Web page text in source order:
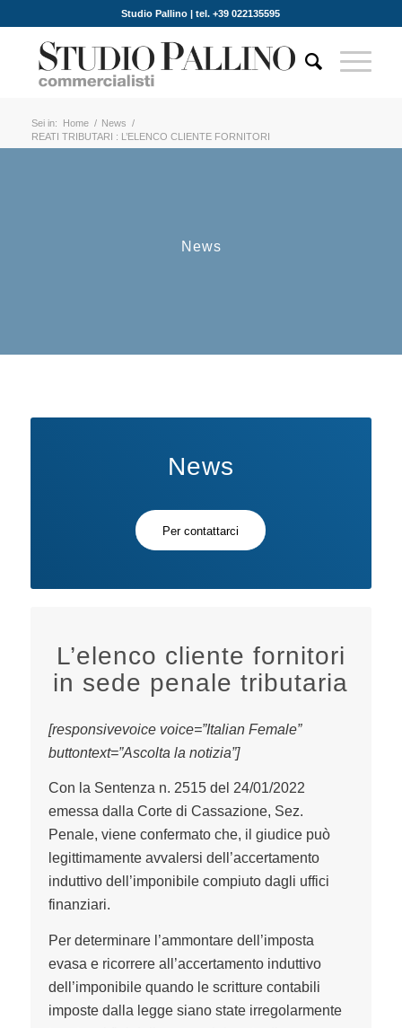
Studio Pallino | tel. +39 022135595
Sei in: Home / News /
REATI TRIBUTARI : L’ELENCO CLIENTE FORNITORI
News
News
Per contattarci
L’elenco cliente fornitori
in sede penale tributaria
[responsivevoice voice=”Italian Female”
buttontext=”Ascolta la notizia”]
Con la Sentenza n. 2515 del 24/01/2022
emessa dalla Corte di Cassazione, Sez.
Penale, viene confermato che, il giudice può
legittimamente avvalersi dell’accertamento
induttivo dell’imponibile compiuto dagli uffici
finanziari.
Per determinare l’ammontare dell’imposta
evasa e ricorrere all’accertamento induttivo
dell’imponibile quando le scritture contabili
imposte dalla legge siano state irregolarmente